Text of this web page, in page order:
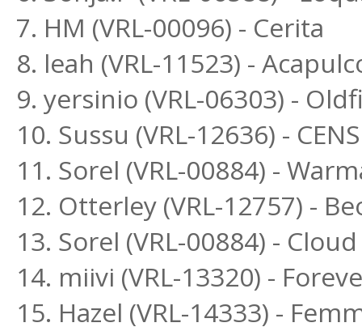
7. HM (VRL-00096) - Cerita
8. leah (VRL-11523) -
9. yersinio (VRL-06303) -
10. Sussu (VRL-12636) -
11. Sorel (VRL-00884) -
12. Otterley (VRL-12757) -
13. Sorel (VRL-00884) -
14. miivi (VRL-13320) -
15. Hazel (VRL-14333) -